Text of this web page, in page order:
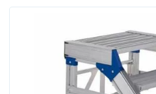
Каталог Б/У товаров
Прокат и услуги